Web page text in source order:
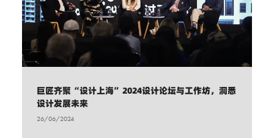
巨匠齐聚“设计上海”2024设计论坛与工作坊，洞悉
设计发展未来
26/06/2024